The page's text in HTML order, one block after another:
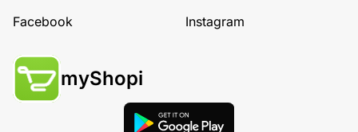
Facebook
Instagram
myShopi